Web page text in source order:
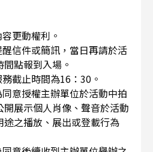
更動權利。
信件或簡訊，當日再請於活
點報到入場。
截止時間為16：30。
意授權主辦單位於活動中拍
展示個人肖像、聲音於活動
之播放、展出或登載行為